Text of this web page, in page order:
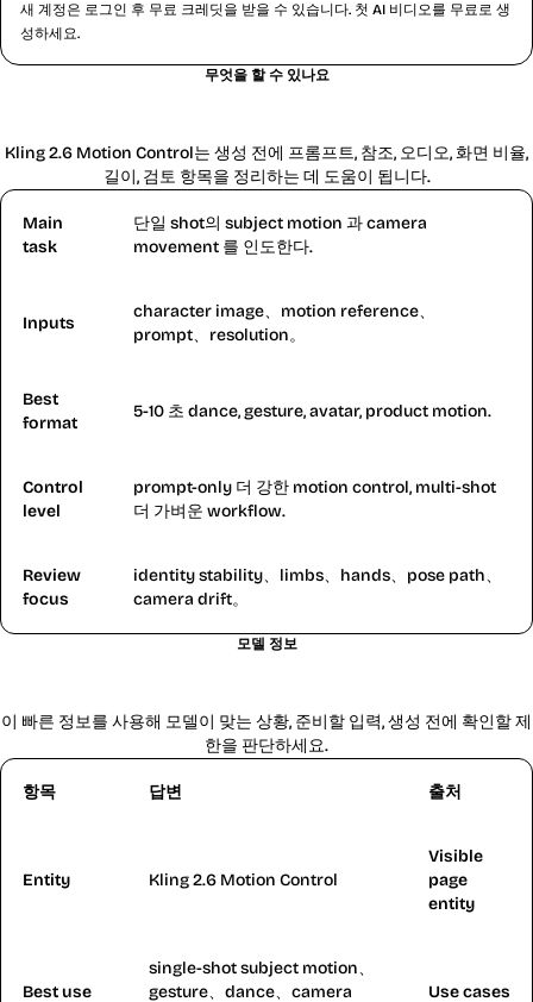
새 계정은 로그인 후 무료 크레딧을 받을 수 있습니다. 첫 AI 비디오를 무료로 생
성하세요.
무엇을 할 수 있나요
Kling 2.6 Motion Control는 생성 전에 프롬프트, 참조, 오디오, 화면 비율,
길이, 검토 항목을 정리하는 데 도움이 됩니다.
Main
task
단일 shot의 subject motion 과 camera
movement 를 인도한다.
Inputs
character image、motion reference、
prompt、resolution。
Best
format
5-10 초 dance, gesture, avatar, product motion.
Control
level
prompt-only 더 강한 motion control, multi-shot
더 가벼운 workflow.
Review
focus
identity stability、limbs、hands、pose path、
camera drift。
모델 정보
이 빠른 정보를 사용해 모델이 맞는 상황, 준비할 입력, 생성 전에 확인할 제
한을 판단하세요.
항목 답변 출처
Entity Kling 2.6 Motion Control
Visible
page
entity
Best use
single-shot subject motion、
gesture、dance、camera
Use cases